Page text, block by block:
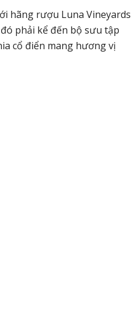
hãng rượu Luna Vineyards
phải kể đến bộ sưu tập
cổ điển mang hương vị